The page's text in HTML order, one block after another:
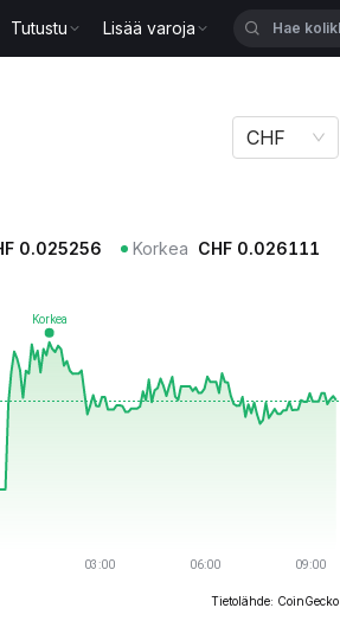
Tutustu Lisää varoja
CHF
0.025256 Korkea CHF 0.026111
Tietolähde: CoinGecko